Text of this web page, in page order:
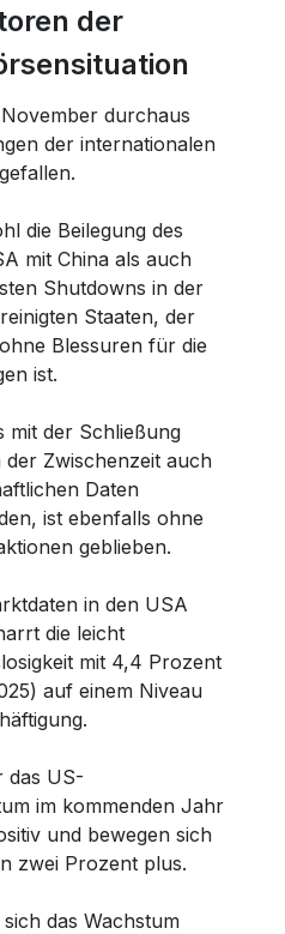
der
durchaus
der internationalen
die Beilegung des
mit China als auch
Shutdowns in der
Staaten, der
Blessuren für die
ist.
mit der Schließung
Zwischenzeit auch
Daten
ist ebenfalls ohne
geblieben.
in den USA
die leicht
mit 4,4 Prozent
auf einem Niveau
das US-
im kommenden Jahr
und bewegen sich
zwei Prozent plus.
das Wachstum